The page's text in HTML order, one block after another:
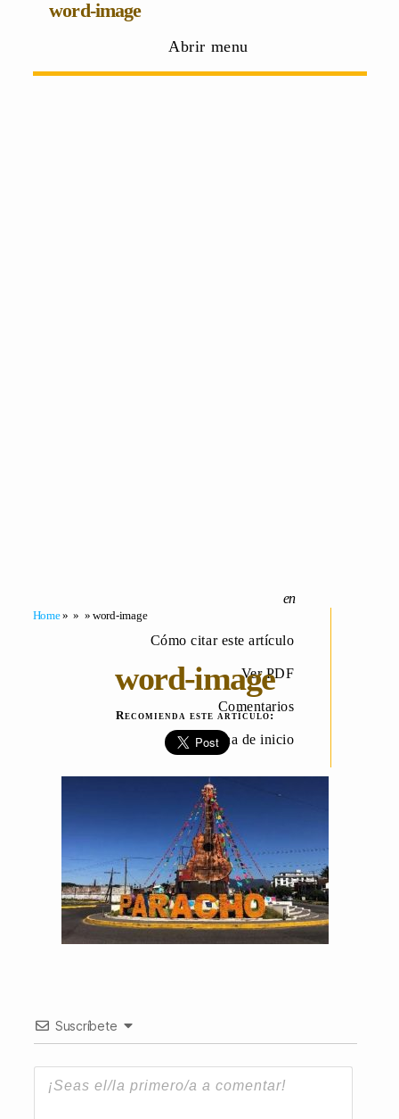
word-image
Abrir menu
Cómo citar este artículo
Ver PDF
Comentarios
Página de inicio
Home» » » word-image
word-image
Recomienda este artículo:
Suscríbete